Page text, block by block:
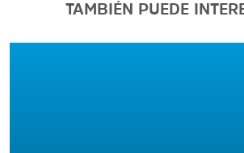
TAMBIÉN PUEDE